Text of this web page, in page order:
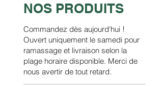
NOS PRODUITS
Commandez dès aujourd'hui !
Ouvert uniquement le samedi pour
ramassage et livraison selon la
plage horaire disponible. Merci de
nous avertir de tout retard.